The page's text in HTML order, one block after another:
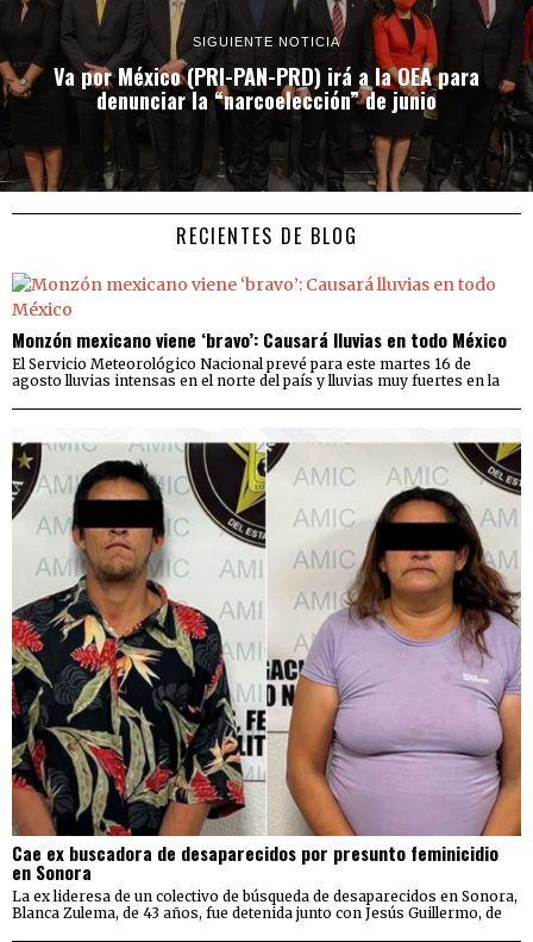
SIGUIENTE NOTICIA
Va por México (PRI-PAN-PRD) irá a la OEA para
denunciar la “narcoelección” de junio
RECIENTES DE BLOG
Monzón mexicano viene ‘bravo’: Causará lluvias en todo México
El Servicio Meteorológico Nacional prevé para este martes 16 de
agosto lluvias intensas en el norte del país y lluvias muy fuertes en la
Cae ex buscadora de desaparecidos por presunto feminicidio
en Sonora
La ex lideresa de un colectivo de búsqueda de desaparecidos en Sonora,
Blanca Zulema, de 43 años, fue detenida junto con Jesús Guillermo, de